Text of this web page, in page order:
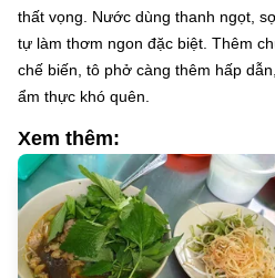
thất vọng. Nước dùng thanh ngọt,
tự làm thơm ngon đặc biệt. Thêm
chế biến, tô phở càng thêm hấp
ẩm thực khó quên.
Xem thêm: